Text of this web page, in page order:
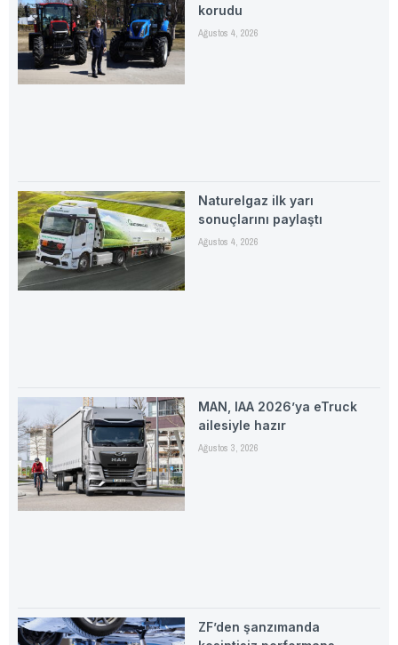
korudu
Ağustos 4, 2026
Naturelgaz ilk yarı
sonuçlarını paylaştı
Ağustos 4, 2026
MAN, IAA 2026’ya eTruck
ailesiyle hazır
Ağustos 3, 2026
ZF’den şanzımanda